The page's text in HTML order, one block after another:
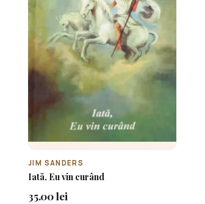
JIM SANDERS
Iată, Eu vin curând
35.00 lei